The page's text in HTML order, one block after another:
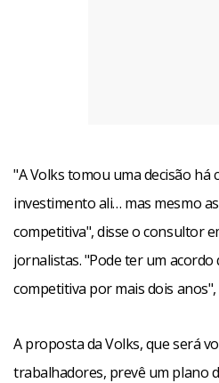
"A Volks tomou uma decisão há
investimento ali… mas mesmo
competitiva", disse o consultor
jornalistas. "Pode ter um
competitiva por mais dois
A proposta da Volks, que será
trabalhadores, prevê um plano